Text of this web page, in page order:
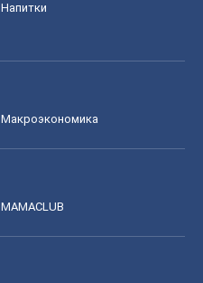
Напитки
Mакроэкономика
MAMACLUB